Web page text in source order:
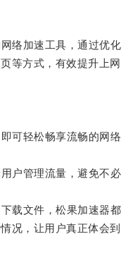
络加速工具，通过优化
等方式，有效提升上网
可轻松畅享流畅的网络
户管理流量，避免不必
载文件，松果加速器都
况，让用户真正体会到